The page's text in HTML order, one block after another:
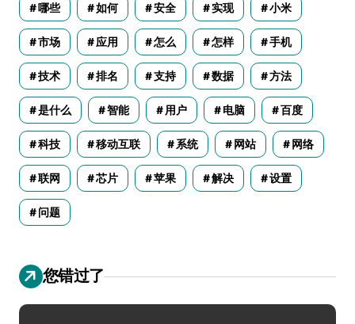
哪些 如何 安全 实现 小米
市场 应用 怎么 怎样 手机
技术 排名 支持 数据 方法
是什么 智能 用户 电脑 百度
科技 移动互联 系统 网站 网络
联网 芯片 苹果 解决 设置
问题
您错过了